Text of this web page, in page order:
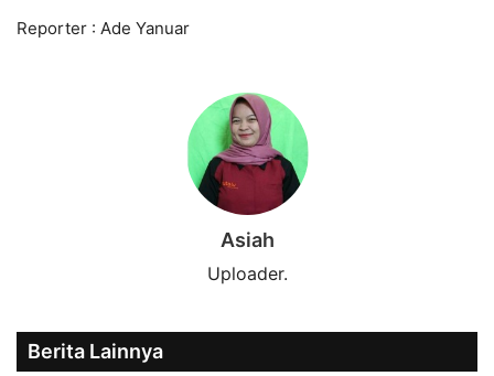
Reporter : Ade Yanuar
Asiah
Uploader.
Berita Lainnya